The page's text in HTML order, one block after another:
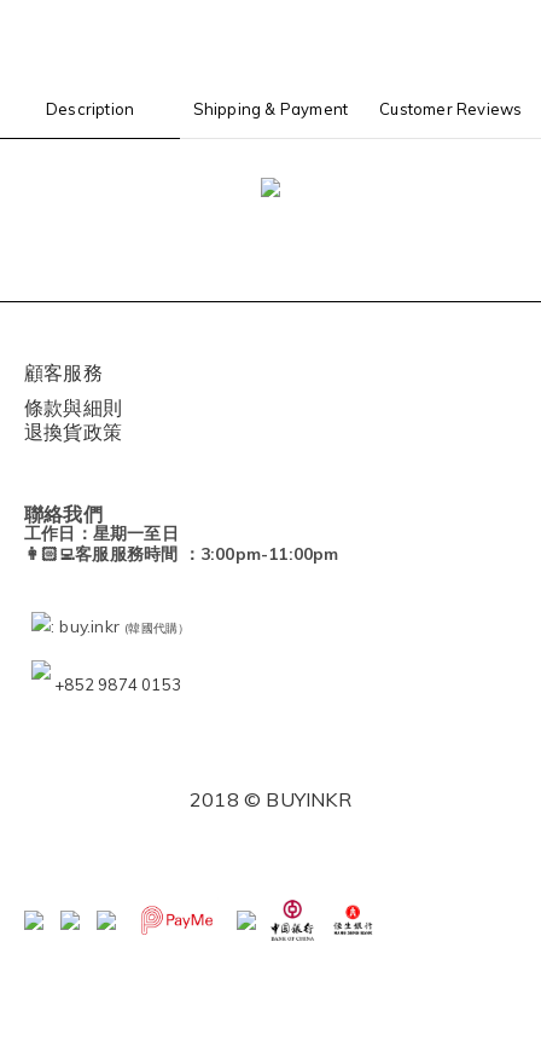
Description Shipping & Payment Customer Reviews
顧客服務
條款與細則
退換貨政策
聯絡我們
工作日：星期一至日
👩🏻‍💻客服服務時間 ：3:00pm-11:00pm
: buy.inkr (韓國代購）
+852 9874 0153
2018 © BUYINKR